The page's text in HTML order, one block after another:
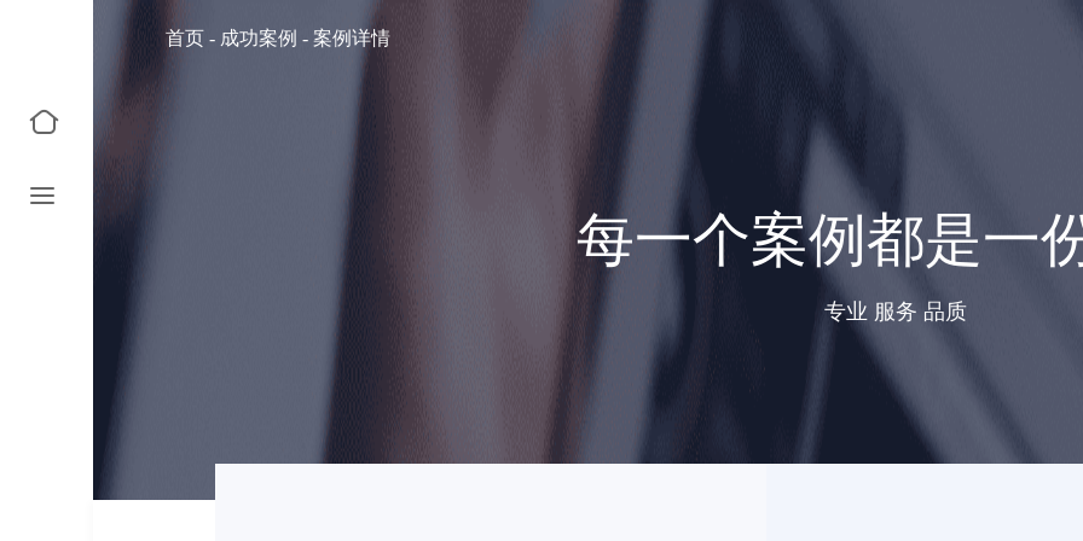
首页 - 成功案例 - 案例详情
每一个案例都是一
专业 服务 品质